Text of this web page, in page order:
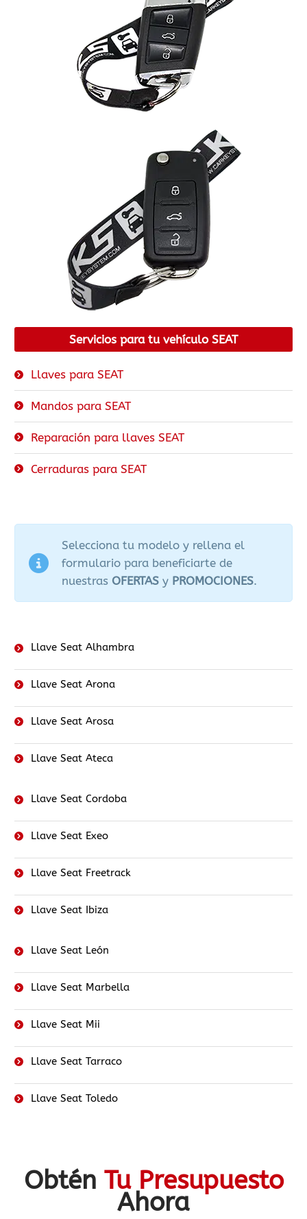
Servicios para tu vehículo SEAT
Llaves para SEAT
Mandos para SEAT
Reparación para llaves SEAT
Cerraduras para SEAT
Selecciona tu modelo y rellena el
formulario para beneficiarte de
nuestras OFERTAS y PROMOCIONES.
Llave Seat Alhambra
Llave Seat Arona
Llave Seat Arosa
Llave Seat Ateca
Llave Seat Cordoba
Llave Seat Exeo
Llave Seat Freetrack
Llave Seat Ibiza
Llave Seat León
Llave Seat Marbella
Llave Seat Mii
Llave Seat Tarraco
Llave Seat Toledo
Obtén Tu Presupuesto
Ahora